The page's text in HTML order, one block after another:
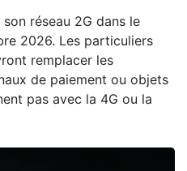
réseau 2G dans le
2026. Les particuliers
remplacer les
de paiement ou objets
pas avec la 4G ou la